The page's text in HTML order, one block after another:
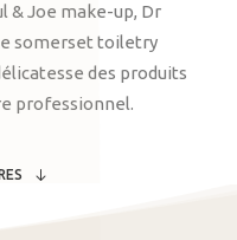
& Joe make-up, Dr
somerset toiletry
des produits
professionnel.